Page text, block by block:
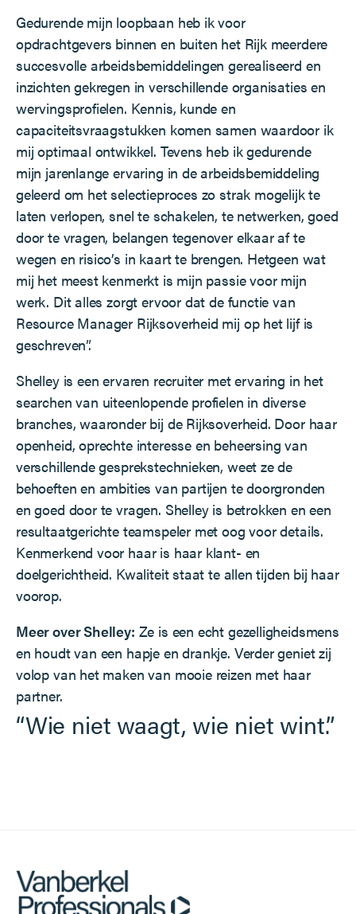
Gedurende mijn loopbaan heb ik voor
opdrachtgevers binnen en buiten het Rijk meerdere
succesvolle arbeidsbemiddelingen gerealiseerd en
inzichten gekregen in verschillende organisaties en
wervingsprofielen. Kennis, kunde en
capaciteitsvraagstukken komen samen waardoor ik
mij optimaal ontwikkel. Tevens heb ik gedurende
mijn jarenlange ervaring in de arbeidsbemiddeling
geleerd om het selectieproces zo strak mogelijk te
laten verlopen, snel te schakelen, te netwerken, goed
door te vragen, belangen tegenover elkaar af te
wegen en risico’s in kaart te brengen. Hetgeen wat
mij het meest kenmerkt is mijn passie voor mijn
werk. Dit alles zorgt ervoor dat de functie van
Resource Manager Rijksoverheid mij op het lijf is
geschreven”.
Shelley is een ervaren recruiter met ervaring in het
searchen van uiteenlopende profielen in diverse
branches, waaronder bij de Rijksoverheid. Door haar
openheid, oprechte interesse en beheersing van
verschillende gesprekstechnieken, weet ze de
behoeften en ambities van partijen te doorgronden
en goed door te vragen. Shelley is betrokken en een
resultaatgerichte teamspeler met oog voor details.
Kenmerkend voor haar is haar klant- en
doelgerichtheid. Kwaliteit staat te allen tijden bij haar
voorop.
Meer over Shelley: Ze is een echt gezelligheidsmens
en houdt van een hapje en drankje. Verder geniet zij
volop van het maken van mooie reizen met haar
partner.
“Wie niet waagt, wie niet wint.”